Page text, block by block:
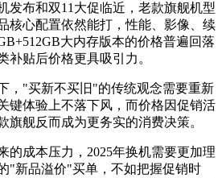
发布和双11大促临近，老款旗舰机型
核心配置依然能打，性能、影像、续
大内存版本的价格普遍回落
补贴后价格更具吸引力。
，"买新不买旧"的传统观念需要重新
键体验上不落下风，而价格因促销活
旗舰反而成为更务实的消费决策。
的成本压力，2025年换机需要更加理
"新品溢价"买单，不如把握促销时